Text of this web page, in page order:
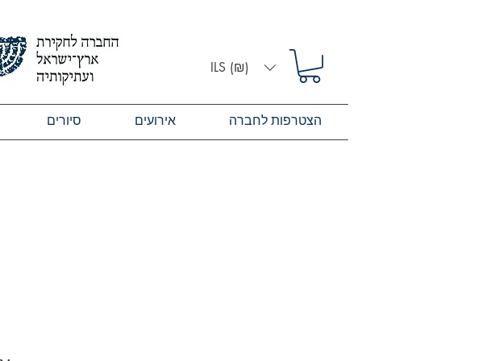
ILS (₪)
הצטרפות לחברה אירועים סיורים